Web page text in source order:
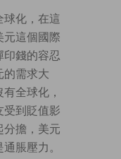
球化，在這
元這個國際
印錢的容忍
的需求大
全球化，
受到貶值影
分擔，美元
脹壓力。